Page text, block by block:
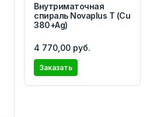
Внутриматочная
спираль Novaplus T (Cu
380+Ag)
4 770,00 руб.
Заказать